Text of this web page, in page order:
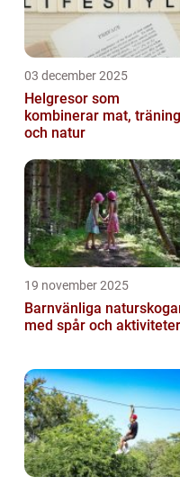
03 december 2025
Helgresor som
kombinerar mat, träning
och natur
19 november 2025
Barnvänliga
med spår och aktiviteter